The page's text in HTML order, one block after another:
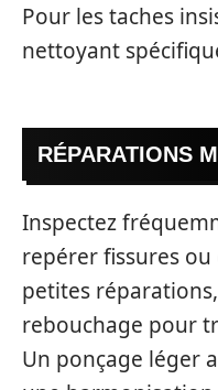
Pour les taches
nettoyant
RÉPARATIONS
Inspectez
repérer fissures ou
petites
rebouchage pour
Un ponçage léger